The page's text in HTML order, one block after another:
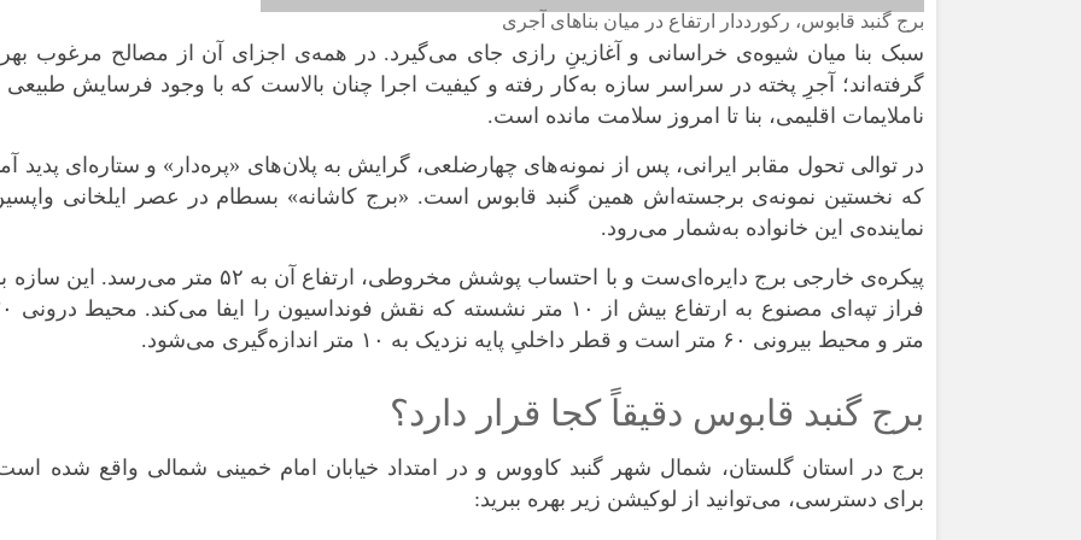
برج گنبد قابوس، رکورددار ارتفاع در میان بناهای آجری
سبک بنا میان شیوه‌ی خراسانی و آغازینِ رازی جای می‌گیرد. در همه‌ی اجزای آن از مصالح مرغوب
گرفته‌اند؛ آجرِ پخته در سراسر سازه به‌کار رفته و کیفیت اجرا چنان بالاست که با وجود فرسایش طبیعی
ناملایمات اقلیمی، بنا تا امروز سلامت مانده است.
در توالی تحول مقابر ایرانی، پس از نمونه‌های چهارضلعی، گرایش به پلان‌های «پره‌دار» و ستاره‌ای پدید
که نخستین نمونه‌ی برجسته‌اش همین گنبد قابوس است. «برج کاشانه» بسطام در عصر ایلخانی
نماینده‌ی این خانواده به‌شمار می‌رود.
پیکره‌ی خارجی برج دایره‌ای‌ست و با احتساب پوشش مخروطی، ارتفاع آن به ۵۲ متر می‌رسد. این
فراز تپه‌ای مصنوع به
متر و محیط بیرونی ۶۰ متر است و قطر داخلیِ پایه نزدیک به ۱۰ متر اندازه‌گیری می‌شود.
برج گنبد قابوس دقیقاً کجا قرار دارد؟
برج در استان گلستان، شمال شهر گنبد کاووس و در امتداد خیابان امام خمینی شمالی واقع شده
برای دسترسی، می‌توانید از لوکیشن زیر بهره ببرید: